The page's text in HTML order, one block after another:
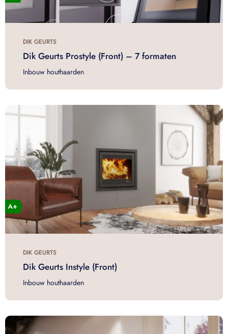
DIK GEURTS
Dik Geurts Prostyle (Front) – 7 formaten
Inbouw houthaarden
DIK GEURTS
Dik Geurts Instyle (Front)
Inbouw houthaarden